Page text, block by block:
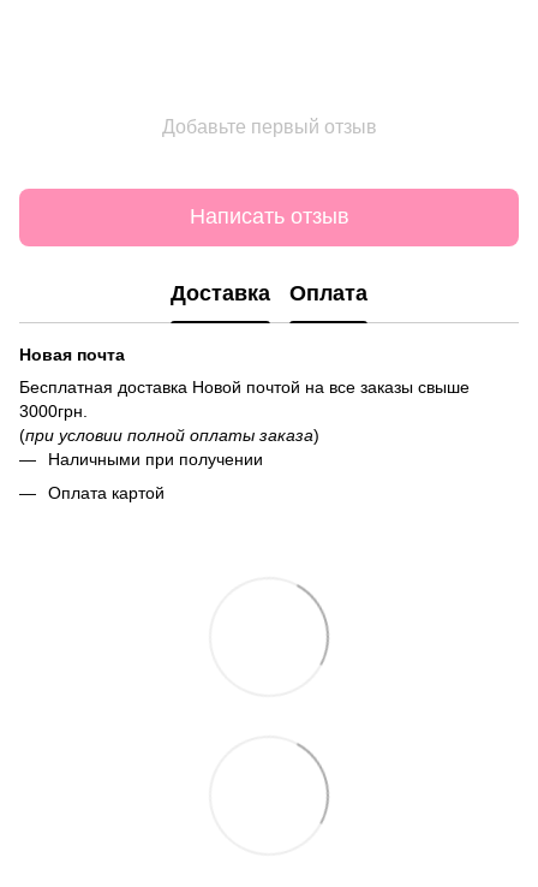
Добавьте первый отзыв
Написать отзыв
Доставка Оплата
Новая почта
Бесплатная доставка Новой почтой на все заказы свыше
3000грн.
(при условии полной оплаты заказа)
Наличными при получении
Оплата картой